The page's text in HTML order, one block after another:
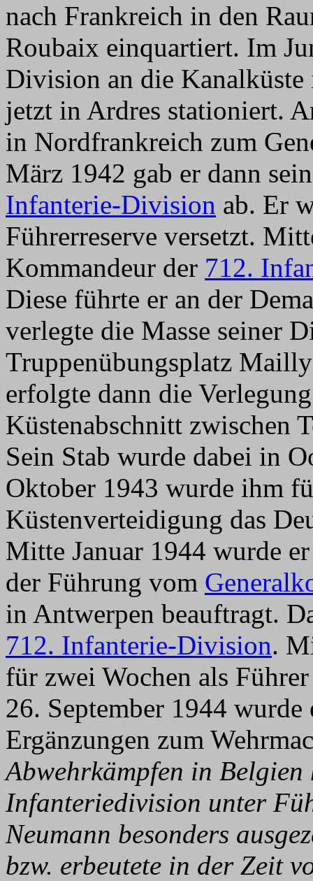
nach Frankreich in den
Roubaix einquartiert. Im
Division an die Kanalküste
jetzt in Ardres stationiert.
in Nordfrankreich zum
März 1942 gab er dann
Infanterie-Division ab. Er
Führerreserve versetzt.
Kommandeur der 712.
Diese führte er an der
verlegte die Masse seiner
Truppenübungsplatz
erfolgte dann die
Küstenabschnitt zwischen
Sein Stab wurde dabei in
Oktober 1943 wurde ihm
Küstenverteidigung das
Mitte Januar 1944 wurde
der Führung vom
in Antwerpen beauftragt.
712. Infanterie-Division.
für zwei Wochen als
26. September 1944
Ergänzungen zum
Abwehrkämpfen in
Infanteriedivision unter
Neumann besonders
bzw. erbeutete in der Zeit